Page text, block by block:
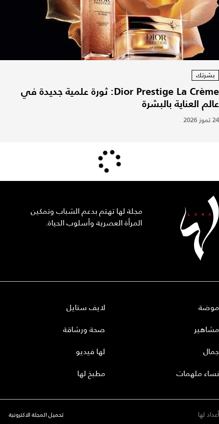
بشرتك
Dior Prestige La Crème: ثورة علمية جديدة في
عالم العناية بالبشرة
24 تموز 2026
مجلة لها تهتم بدعم الشباب وتمكين
المرأة العصرية وأسلوب الحياة.
موضة
مشاهير
جمال
نساء ملهمات
لايف ستايل
صحة ورشاقة
لها فيديو
مطبخ لها
أعداد لها تحميل المجلة الاكترونية